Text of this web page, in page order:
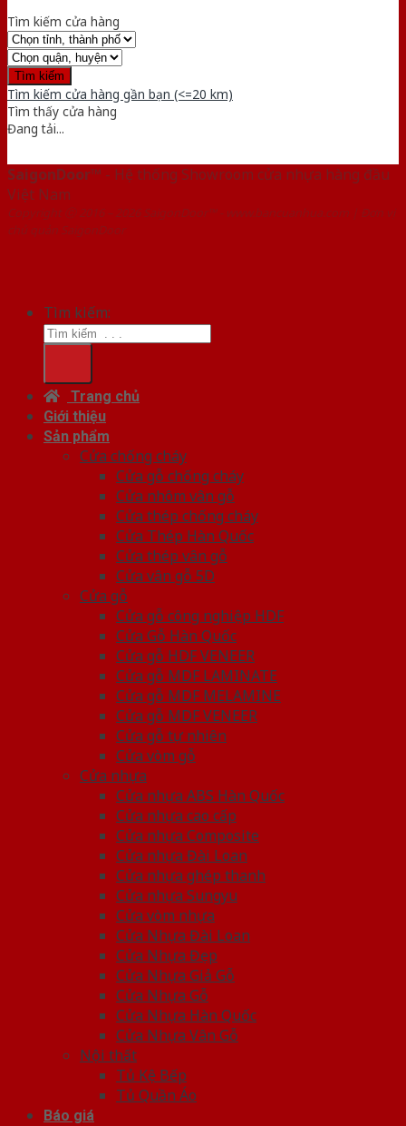
Tìm kiếm cửa hàng
Tìm kiếm cửa hàng gần bạn (<=20 km)
Tìm thấy cửa hàng
Đang tải...
SaigonDoor™ - Hệ thống Showroom cửa nhựa hàng đầu
Việt Nam
Copyright ⓒ 2016 – 2026 SaigonDoor™ - www.bancuanhua.com | Đơn vị
chủ quản SaigonDoor
Tìm kiếm:
Trang chủ
Giới thiệu
Sản phẩm
Cửa chống cháy
Cửa gỗ chống cháy
Cửa nhôm vân gỗ
Cửa thép chống cháy
Cửa Thép Hàn Quốc
Cửa thép vân gỗ
Cửa vân gỗ 5D
Cửa gỗ
Cửa gỗ công nghiệp HDF
Cửa Gỗ Hàn Quốc
Cửa gỗ HDF VENEER
Cửa gỗ MDF LAMINATE
Cửa gỗ MDF MELAMINE
Cửa gỗ MDF VENEER
Cửa gỗ tự nhiên
Cửa vòm gỗ
Cửa nhựa
Cửa nhựa ABS Hàn Quốc
Cửa nhựa cao cấp
Cửa nhựa Composite
Cửa nhựa Đài Loan
Cửa nhựa ghép thanh
Cửa nhựa Sungyu
Cửa vòm nhựa
Cửa Nhựa Đài Loan
Cửa Nhựa Đẹp
Cửa Nhựa Giả Gỗ
Cửa Nhựa Gỗ
Cửa Nhựa Hàn Quốc
Cửa Nhựa Vân Gỗ
Nội thất
Tủ Kệ Bếp
Tủ Quần Áo
Báo giá